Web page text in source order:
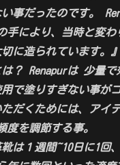
事だったのです。
により、当時と変わ
に造られています。
？ Renapurは 少量で
で塗りすぎない事が
だくためには、アイ
度を調節する事。
は１週間~10日に1回